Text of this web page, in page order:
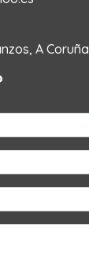
A Coruña